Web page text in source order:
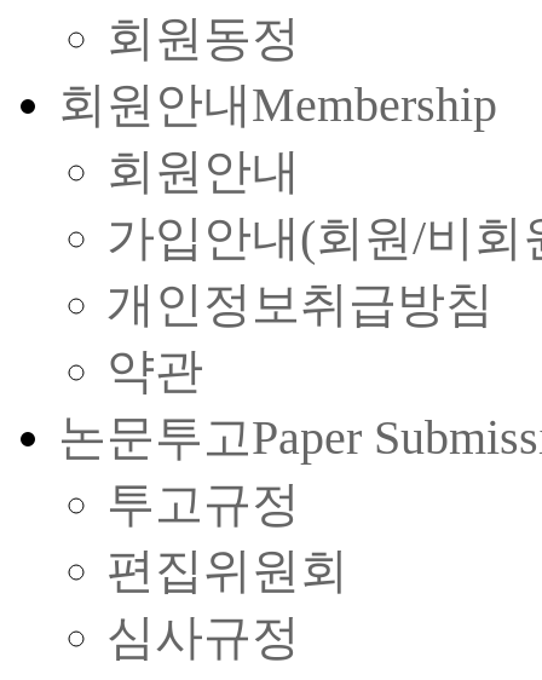
회원동정
회원안내Membership
회원안내
가입안내(회원/비회
개인정보취급방침
약관
논문투고Paper
투고규정
편집위원회
심사규정